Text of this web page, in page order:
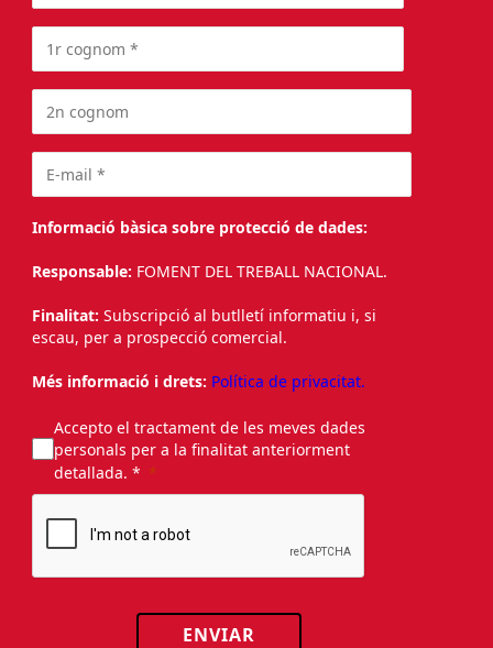
Informació bàsica sobre protecció de dades:
Responsable: FOMENT DEL TREBALL NACIONAL.
Finalitat: Subscripció al butlletí informatiu i, si
escau, per a prospecció comercial.
Més informació i drets: Política de privacitat.
Accepto el tractament de les meves dades
personals per a la finalitat anteriorment
detallada. *
ENVIAR